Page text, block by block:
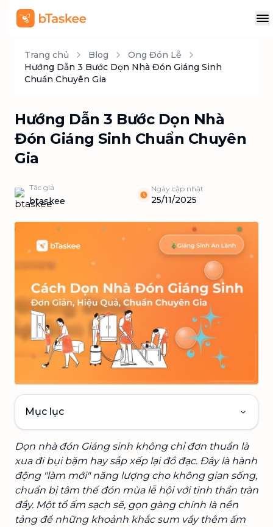
Trang chủ Blog
Ong Đón Lễ
Hướng Dẫn 3 Bước Dọn Nhà Đón Giáng Sinh
Chuẩn Chuyên Gia
Hướng Dẫn 3 Bước Dọn Nhà
Đón Giáng Sinh Chuẩn Chuyên
Gia
Tác giả
btaskee
Ngày cập nhật
25/11/2025
Mục lục
Dọn nhà đón Giáng sinh không chỉ đơn thuần là
xua đi bụi bặm hay sắp xếp lại đồ đạc. Đây là hành
động "làm mới" năng lượng cho không gian sống,
chuẩn bị tâm thế đón mùa lễ hội với tinh thần tràn
đầy. Một tổ ấm sạch sẽ, gọn gàng chính là nền
tảng để những khoảnh khắc sum vầy thêm ấm